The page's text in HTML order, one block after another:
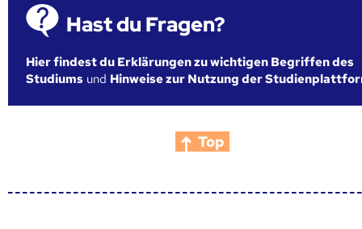
Hast du Fragen?
Hier findest du Erklärungen zu wichtigen Begriffen des
Studiums und Hinweise zur Nutzung der
Top